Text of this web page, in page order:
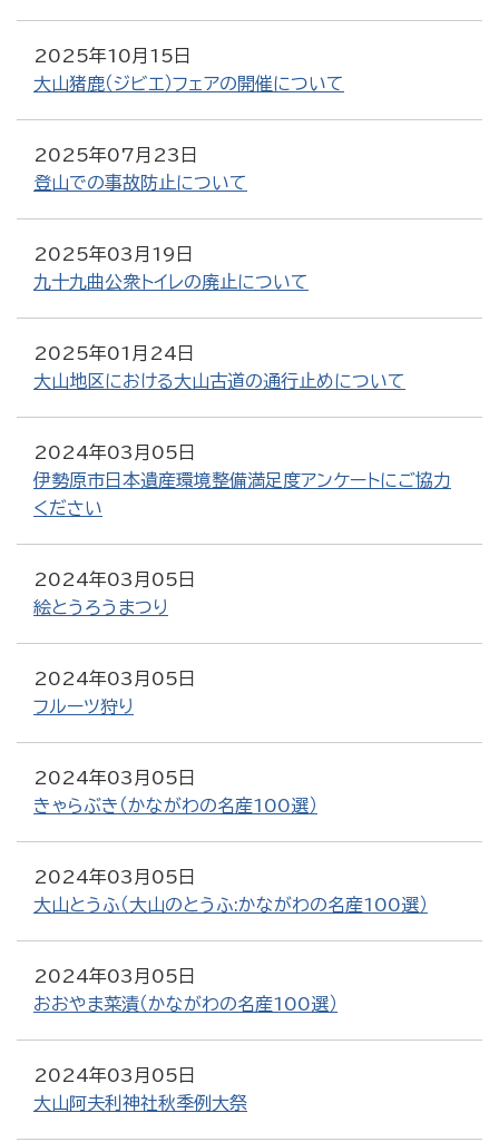
2025年10月15日
大山猪鹿（ジビエ）フェアの開催について
2025年07月23日
登山での事故防止について
2025年03月19日
九十九曲公衆トイレの廃止について
2025年01月24日
大山地区における大山古道の通行止めについて
2024年03月05日
伊勢原市日本遺産環境整備満足度アンケートにご協力
ください
2024年03月05日
絵とうろうまつり
2024年03月05日
フルーツ狩り
2024年03月05日
きゃらぶき（かながわの名産100選）
2024年03月05日
大山とうふ（大山のとうふ:かながわの名産100選）
2024年03月05日
おおやま菜漬（かながわの名産100選）
2024年03月05日
大山阿夫利神社秋季例大祭